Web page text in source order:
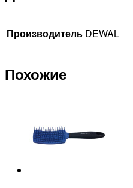
Производитель DEWAL
Похожие